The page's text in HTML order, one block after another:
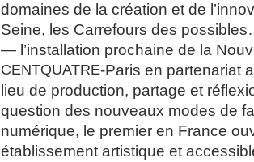
domaines de la création et de
Seine, les Carrefours des
l’installation prochaine de la
CENTQUATRE-Paris en partenariat
lieu de production, partage et
question des nouveaux modes de
numérique, le premier en France
établissement artistique et